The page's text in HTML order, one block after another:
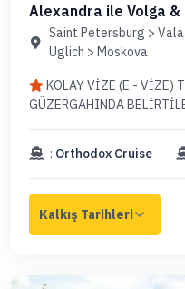
Alexandra ile Volga &
Paket)
Saint Petersburg >
Uglich > Moskova
KOLAY VİZE (E - VİZE) TÜRKÇE REHBERLİ NEHİR
GÜZERGAHINDA
: Orthodox Cruise